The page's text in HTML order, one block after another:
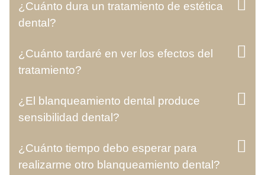
¿Cuánto dura un tratamiento de estética
dental?
¿Cuánto tardaré en ver los efectos del
tratamiento?
¿El blanqueamiento dental produce
sensibilidad dental?
¿Cuánto tiempo debo esperar para
realizarme otro blanqueamiento dental?